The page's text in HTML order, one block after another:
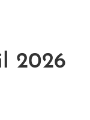
2026